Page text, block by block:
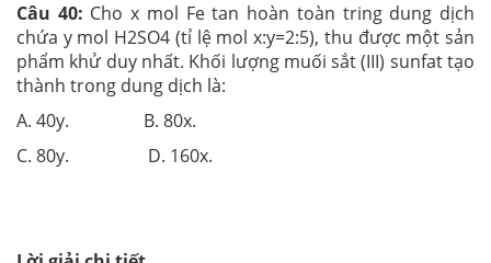
Câu 40: Cho x mol Fe tan hoàn toàn tring dung dịch
chứa y mol H2SO4 (tỉ lệ mol x:y=2:5), thu được một sản
phẩm khử duy nhất. Khối lượng muối sắt (III) sunfat tạo
thành trong dung dịch là:
A. 40y. B. 80x.
C. 80y. D. 160x.